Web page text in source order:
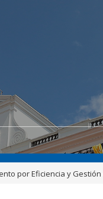
por Eficiencia y